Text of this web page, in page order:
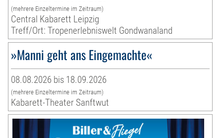
(mehrere Einzeltermine im Zeitraum)
Central Kabarett Leipzig
Treff/Ort: Tropenerlebniswelt Gondwanaland
»Manni geht ans Eingemachte«
08.08.2026 bis 18.09.2026
(mehrere Einzeltermine im Zeitraum)
Kabarett-Theater Sanftwut